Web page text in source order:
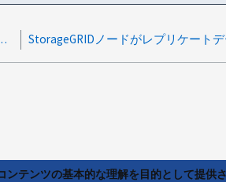
のノードでのみ増加している
テンツの基本的な理解を目的として提供